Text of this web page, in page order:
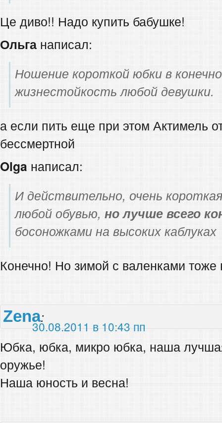
Це диво!! Надо купить бабушке!
Ольга написал:
Ношение короткой юбки в
жизнестойкость любой девушки.
а если пить еще при этом Актимель
бессмертной
Olga написал:
И действительно, очень
любой обувью, но лучше всего
босоножками на высоких каблуках
Конечно! Но зимой с валенками
Zena:
30.08.2011 в 10:43 пп
Юбка, юбка, микро юбка, наша
оружье!
Наша юность и весна!